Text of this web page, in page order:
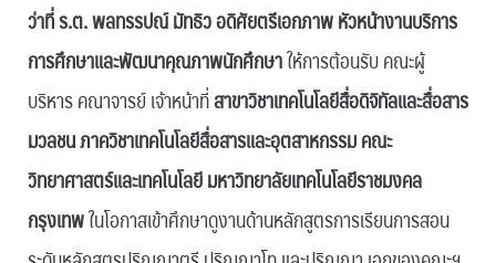
ว่าที่ ร.ต. พลทรรปณ์ มัทธิว อดิศัยตรีเอกภาพ หัวหน้างานบริการ
การศึกษาและพัฒนาคุณภาพนักศึกษาให้การต้อนรับ คณะผู้
บริหาร คณาจารย์ เจ้าหน้าที่สาขาวิชาเทคโนโลยีสื่อดิจิทัลและสื่อสาร
มวลชน ภาควิชาเทคโนโลยีสื่อสารและอุตสาหกรรม คณะ
วิทยาศาสตร์และเทคโนโลยี มหาวิทยาลัยเทคโนโลยีราชมงคล
กรุงเทพในโอกาสเข้าศึกษาดูงานด้านหลักสูตรการเรียนการสอน